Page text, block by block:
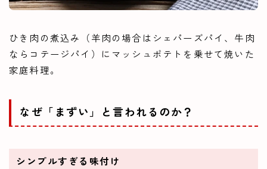
ひき肉の煮込み（羊肉の場合はシェパーズパイ、牛肉
ならコテージパイ）にマッシュポテトを乗せて焼いた
家庭料理。
なぜ「まずい」と言われるのか？
シンプルすぎる味付け